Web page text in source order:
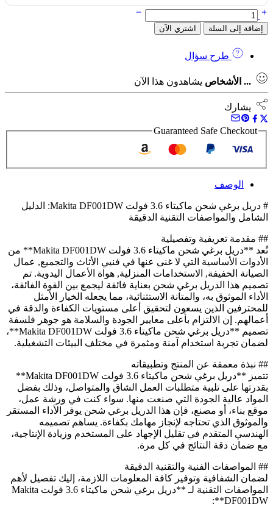
كمية
دريل برغي شحن ماكيتاء 3.6 فولت Makita DF001DW
إضافة إلى السلة اشتري الآن
طرح سؤال
... الأشخاص يشاهدون هذا الآن
يشارك
Guaranteed Safe Checkout
الوصف
# دريل برغي شحن ماكيتاء 3.6 فولت Makita DF001DW: الدليل
الشامل والمواصفات التقنية الدقيقة
## مقدمة تعريفية وتفصيلية
تُعد **دريل برغي شحن ماكيتاء 3.6 فولت Makita DF001DW** من
الأدوات الأساسية التي لا غنى عنها في فنيي الأثاث والتجميع, عمال
الصيانة الخفيفة, الاستخدامات المنزلية, هواة الأعمال اليدوية. تم
تصميم هذا الدريل برغي شحن بعناية فائقة ليجمع بين القوة الفائقة،
الأداء الموثوق به، والمتانة الاستثنائية، مما يجعله الخيار الأمثل
للمحترفين الذين يسعون لتحقيق أعلى مستويات الكفاءة والدقة في
أعمالهم. إن الالتزام بأعلى معايير الجودة والسلامة هو جوهر فلسفة
تصميم **دريل برغي شحن ماكيتاء 3.6 فولت Makita DF001DW**،
لضمان تجربة استخدام آمنة ومثمرة في مختلف البيئات التشغيلية.
## نبذة معمقة عن المنتج وتطبيقاته
تتميز **دريل برغي شحن ماكيتاء 3.6 فولت Makita DF001DW**
بقدرتها على تلبية متطلبات العمل الشاق والمتواصل، وذلك بفضل
المواد عالية الجودة التي صنعت منها. سواء كنت في ورشة عمل،
موقع بناء، أو مصنع، فإن هذا الدريل برغي شحن يوفر الأداء المستقر
والموثوق الذي تحتاجه لإنجاز مهامك بكفاءة. يساهم تصميمه
الهندسي المتقدم في تقليل الإجهاد على المستخدم وزيادة الإنتاجية،
مع ضمان دقة النتائج في كل مرة.
## المواصفات الفنية والتقنية الدقيقة
لضمان الشفافية وتوفير كافة المعلومات اللازمة، إليك تفصيل لأهم
المواصفات التقنية لـ **دريل برغي شحن ماكيتاء 3.6 فولت Makita
DF001DW**: